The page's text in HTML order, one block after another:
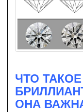
ЧТО
ОНА